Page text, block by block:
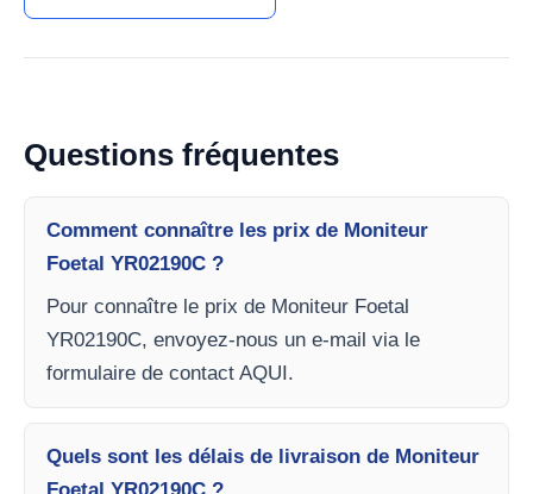
Questions fréquentes
Comment connaître les prix de Moniteur
Foetal YR02190C ?
Pour connaître le prix de Moniteur Foetal
YR02190C, envoyez-nous un e-mail via le
formulaire de contact AQUI.
Quels sont les délais de livraison de Moniteur